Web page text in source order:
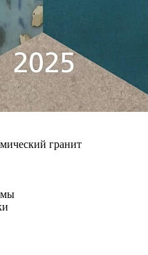
гранит